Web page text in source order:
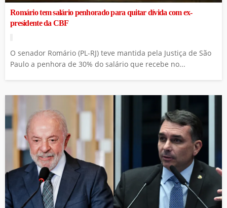
Romário tem salário penhorado para quitar dívida com ex-
presidente da CBF
O senador Romário (PL-RJ) teve mantida pela Justiça de São
Paulo a penhora de 30% do salário que recebe no...